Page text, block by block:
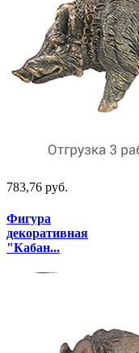
783,76 руб.
Фигура
декоративная
"Кабан...